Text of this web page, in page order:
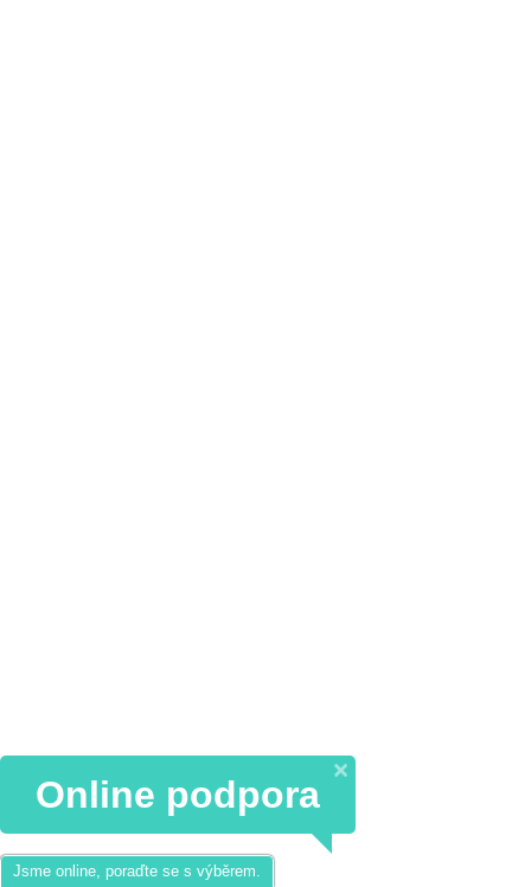
Online podpora
Jsme online, poraďte se s výběrem.